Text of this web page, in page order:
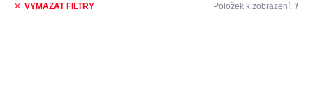
VYMAZAT FILTRY Položek k zobrazení: 7